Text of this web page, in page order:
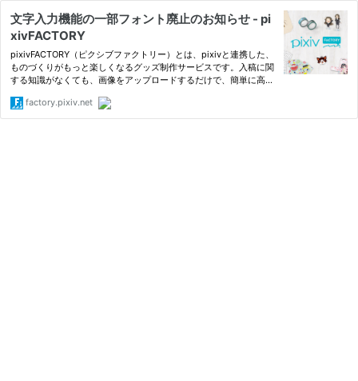
文字入力機能の一部フォント廃止のお知らせ - pi
xivFACTORY
pixivFACTORY（ピクシブファクトリー）とは、pixivと連携した、
ものづくりがもっと楽しくなるグッズ制作サービスです。入稿に関
する知識がなくても、画像をアップロードするだけで、簡単に高品
factory.pixiv.net